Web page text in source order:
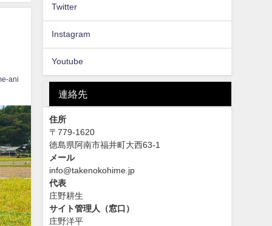
ani
Twitter
Instagram
Youtube
連絡先
住所
〒779-1620
徳島県阿南市福井町大西63-1
メール
info@takenokohime.jp
代表
庄野耕生
サイト管理人（窓口）
庄野洋平